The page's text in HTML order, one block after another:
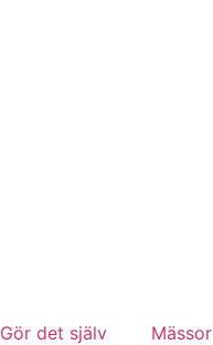
Gör det själv Mässor